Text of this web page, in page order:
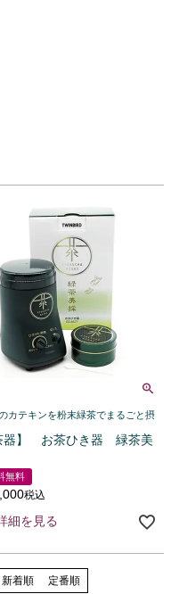
カテキンを粉末緑茶でまるごと摂
器】 お茶ひき器 緑茶美
無料
税込
細を見る
新着順 定番順